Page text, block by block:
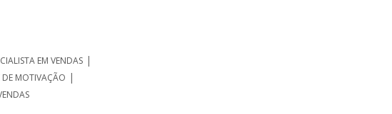
EM VENDAS|
DE MOTIVAÇÃO |